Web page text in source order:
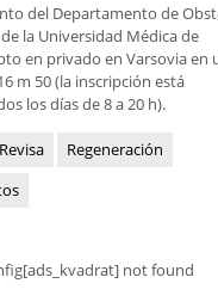
del Departamento de
la Universidad Médica de
en privado en Varsovia en
m 50 (la inscripción está
los días de 8 a 20 h).
Revisa
Regeneración
not found